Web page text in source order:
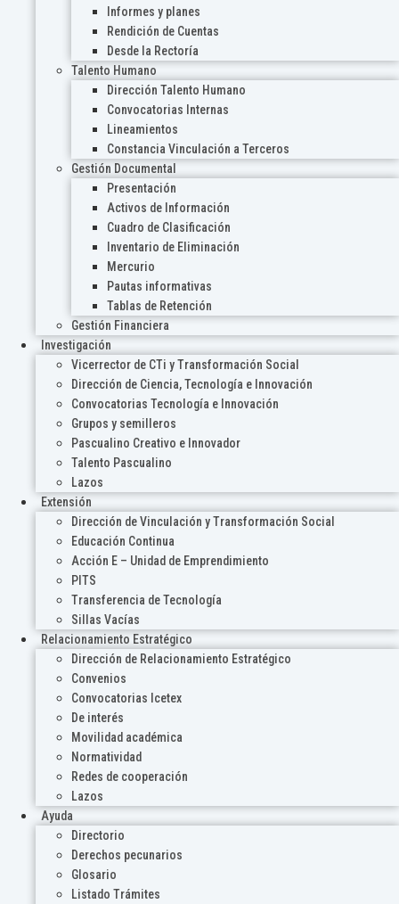
Informes y planes
Rendición de Cuentas
Desde la Rectoría
Talento Humano
Dirección Talento Humano
Convocatorias Internas
Lineamientos
Constancia Vinculación a Terceros
Gestión Documental
Presentación
Activos de Información
Cuadro de Clasificación
Inventario de Eliminación
Mercurio
Pautas informativas
Tablas de Retención
Gestión Financiera
Investigación
Vicerrector de CTi y Transformación Social
Dirección de Ciencia, Tecnología e Innovación
Convocatorias Tecnología e Innovación
Grupos y semilleros
Pascualino Creativo e Innovador
Talento Pascualino
Lazos
Extensión
Dirección de Vinculación y Transformación Social
Educación Continua
Acción E – Unidad de Emprendimiento
PITS
Transferencia de Tecnología
Sillas Vacías
Relacionamiento Estratégico
Dirección de Relacionamiento Estratégico
Convenios
Convocatorias Icetex
De interés
Movilidad académica
Normatividad
Redes de cooperación
Lazos
Ayuda
Directorio
Derechos pecunarios
Glosario
Listado Trámites